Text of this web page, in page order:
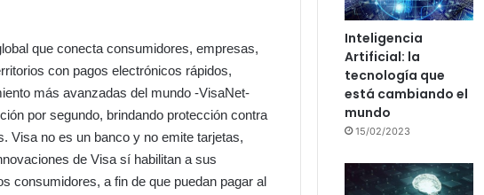
que conecta consumidores, empresas,
con pagos electrónicos rápidos,
más avanzadas del mundo -VisaNet-
por segundo, brindando protección contra
Visa no es un banco y no emite tarjetas,
de Visa sí habilitan a sus
consumidores, a fin de que puedan pagar al
Inteligencia
Artificial: la
tecnología que
está cambiando el
mundo
15/02/2023